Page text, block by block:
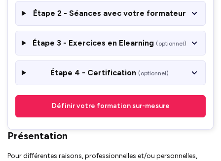
Étape 2 - Séances avec votre formateur
Étape 3 - Exercices en Elearning (optionnel)
Étape 4 - Certification (optionnel)
Définir votre formation sur-mesure
Présentation
Pour différentes raisons, professionnelles et/ou personnelles,